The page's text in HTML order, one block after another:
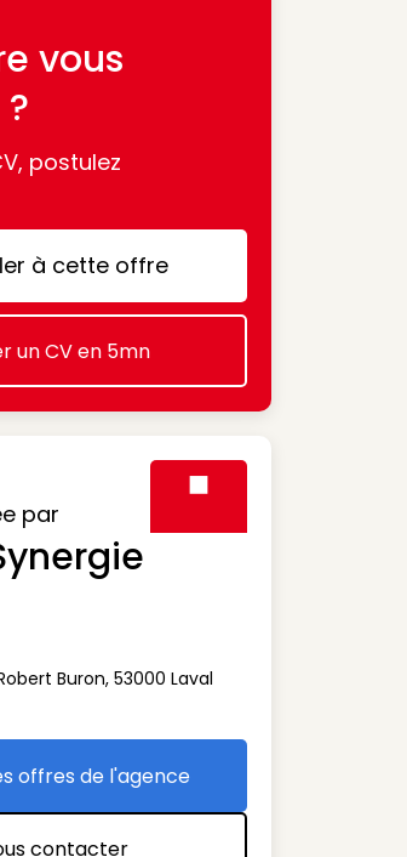
vous
postulez
Postuler à cette offre
à cette offre
Icon decorative
un CV en 5mn
par
Buron, 53000 Laval
Toutes les offres de l'agence
offres de l'agence
contacter